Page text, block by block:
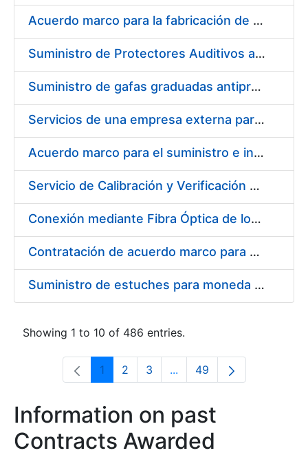
Show/Hide
Acuerdo marco para la fabricación de piezas
Suministro de Protectores Auditivos a medida para las personas trabajadoras de los Centros de Trabajo de Madrid y Burgos
Suministro de gafas graduadas antiproyecciones para los trabajadores de la FNMT-RCM en los centros de trabajo de Madrid y Burgos
Servicios de una empresa externa para el asesoramiento y resolución de los recursos de alzada que se presentan relacionados con procesos de selección para la FNMT-RCM
Acuerdo marco para el suministro e instalación de persianas, estores y otros complementos
Servicio de Calibración y Verificación Externa de los Equipos de Medición del Servicio de Prevención de la FNMT-RCM
Conexión mediante Fibra Óptica de los Centros de Proceso de Datos (CPDs) de las sedes de la FNMT-RCM de Burgos y Madrid
Contratación de acuerdo marco para el Suministro de Material de Electricidad para la Fábrica Nacional de Moneda y Timbre-Real Casa de la Moneda en su centro de trabajo de Burgos
Suministro de estuches para moneda de 30 €
Showing 1 to 10 of 486 entries.
Page
1 Page
2 Page
3 ...Intermediate Pages Use
Page
49
Information on past
Contracts Awarded